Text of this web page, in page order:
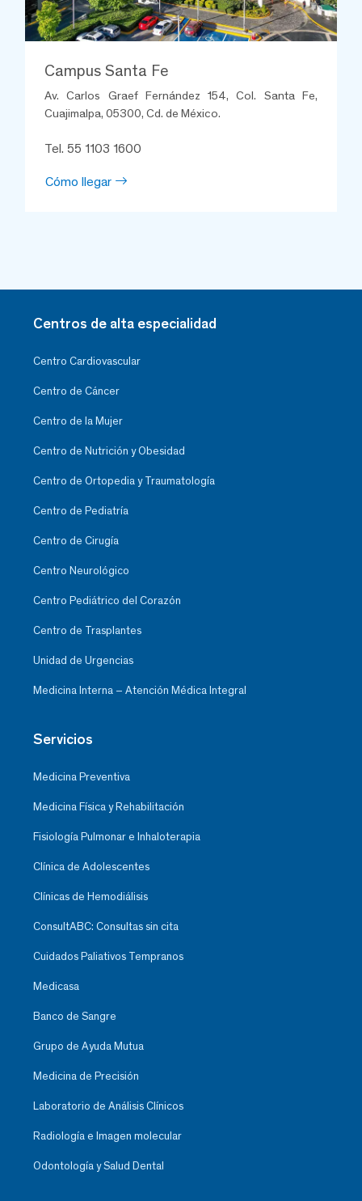
Campus Santa Fe
Av. Carlos Graef Fernández 154, Col. Santa Fe,
Cuajimalpa, 05300, Cd. de México.
Tel. 55 1103 1600
Cómo llegar
Centros de alta especialidad
Centro Cardiovascular
Centro de Cáncer
Centro de la Mujer
Centro de Nutrición y Obesidad
Centro de Ortopedia y Traumatología
Centro de Pediatría
Centro de Cirugía
Centro Neurológico
Centro Pediátrico del Corazón
Centro de Trasplantes
Unidad de Urgencias
Medicina Interna – Atención Médica Integral
Servicios
Medicina Preventiva
Medicina Física y Rehabilitación
Fisiología Pulmonar e Inhaloterapia
Clínica de Adolescentes
Clínicas de Hemodiálisis
ConsultABC: Consultas sin cita
Cuidados Paliativos Tempranos
Medicasa
Banco de Sangre
Grupo de Ayuda Mutua
Medicina de Precisión
Laboratorio de Análisis Clínicos
Radiología e Imagen molecular
Odontología y Salud Dental